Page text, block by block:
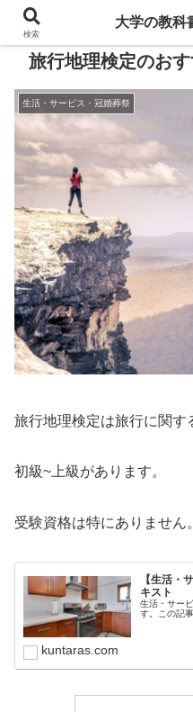
旅行地理検定のお
生活・サービス・冠婚葬祭
旅行地理検定は旅行に関す
初級~上級があります。
受験資格は特にありません。
【生活・
キスト
生活・サー
す。この記
kuntaras.com
検索
大学の教科